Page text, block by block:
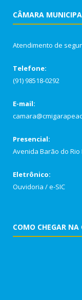
CÂMARA
Atendimento de
Telefone:
(91) 98518-0292
E-mail:
Presencial:
Avenida Barão do Rio
Eletrônico:
Ouvidoria /e-SIC
COMO CHEGAR